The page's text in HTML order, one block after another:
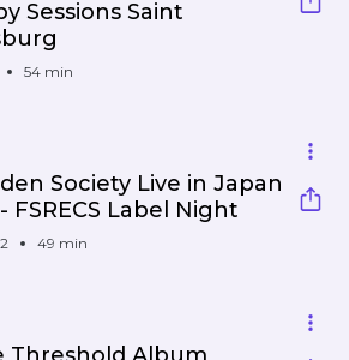
Sessions Saint
54 min
Society Live in Japan
FSRECS Label Night
49 min